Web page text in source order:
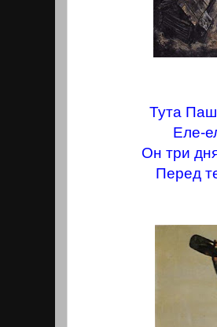
Тута
Еле-
Он три
Перед